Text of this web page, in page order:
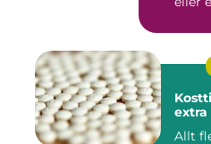
extra
Allt